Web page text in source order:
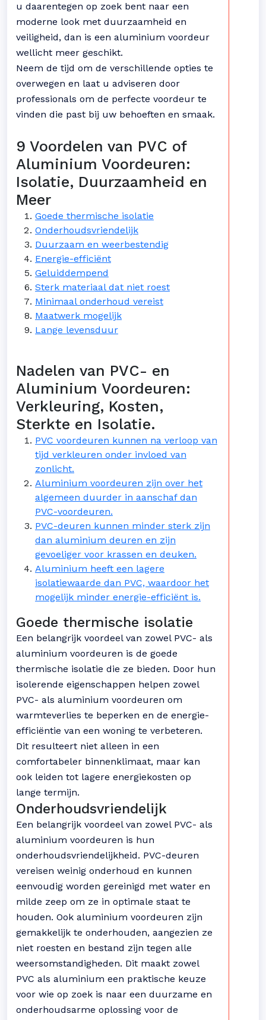
u daarentegen op zoek bent naar een
moderne look met duurzaamheid en
veiligheid, dan is een aluminium voordeur
wellicht meer geschikt.
Neem de tijd om de verschillende opties te
overwegen en laat u adviseren door
professionals om de perfecte voordeur te
vinden die past bij uw behoeften en smaak.
9 Voordelen van PVC of
Aluminium Voordeuren:
Isolatie, Duurzaamheid en
Meer
Goede thermische isolatie
Onderhoudsvriendelijk
Duurzaam en weerbestendig
Energie-efficiënt
Geluiddempend
Sterk materiaal dat niet roest
Minimaal onderhoud vereist
Maatwerk mogelijk
Lange levensduur
Nadelen van PVC- en
Aluminium Voordeuren:
Verkleuring, Kosten,
Sterkte en Isolatie.
PVC voordeuren kunnen na verloop van
tijd verkleuren onder invloed van
zonlicht.
Aluminium voordeuren zijn over het
algemeen duurder in aanschaf dan
PVC-voordeuren.
PVC-deuren kunnen minder sterk zijn
dan aluminium deuren en zijn
gevoeliger voor krassen en deuken.
Aluminium heeft een lagere
isolatiewaarde dan PVC, waardoor het
mogelijk minder energie-efficiënt is.
Goede thermische isolatie
Een belangrijk voordeel van zowel PVC- als
aluminium voordeuren is de goede
thermische isolatie die ze bieden. Door hun
isolerende eigenschappen helpen zowel
PVC- als aluminium voordeuren om
warmteverlies te beperken en de energie-
efficiëntie van een woning te verbeteren.
Dit resulteert niet alleen in een
comfortabeler binnenklimaat, maar kan
ook leiden tot lagere energiekosten op
lange termijn.
Onderhoudsvriendelijk
Een belangrijk voordeel van zowel PVC- als
aluminium voordeuren is hun
onderhoudsvriendelijkheid. PVC-deuren
vereisen weinig onderhoud en kunnen
eenvoudig worden gereinigd met water en
milde zeep om ze in optimale staat te
houden. Ook aluminium voordeuren zijn
gemakkelijk te onderhouden, aangezien ze
niet roesten en bestand zijn tegen alle
weersomstandigheden. Dit maakt zowel
PVC als aluminium een praktische keuze
voor wie op zoek is naar een duurzame en
onderhoudsarme oplossing voor de